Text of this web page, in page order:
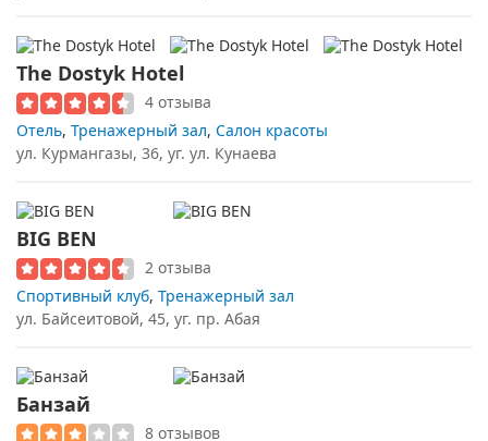
The Dostyk Hotel
4 отзыва
Отель, Тренажерный зал, Салон красоты
ул. Курмангазы, 36, уг. ул. Кунаева
BIG BEN
2 отзыва
Спортивный клуб, Тренажерный зал
ул. Байсеитовой, 45, уг. пр. Абая
Банзай
8 отзывов